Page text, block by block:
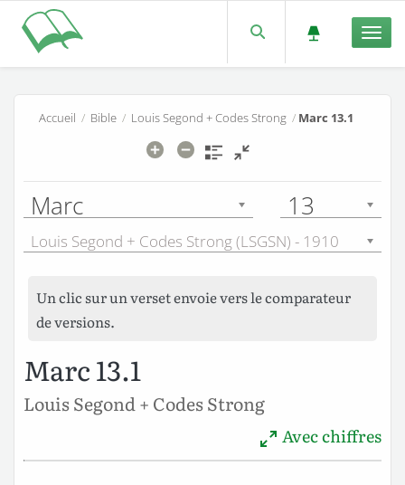
Accueil / Bible / Louis Segond + Codes Strong / Marc 13.1
Marc 13
Louis Segond + Codes Strong (LSGSN) - 1910
Un clic sur un verset envoie vers le comparateur
de versions.
Marc 13.1
Louis Segond + Codes Strong
Avec chiffres